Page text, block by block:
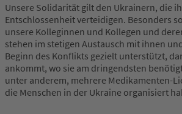
Unsere Solidarität gilt den Ukrainern, die
Entschlossenheit verteidigen. Besonders
unsere Kolleginnen und Kollegen und
stehen im stetigen Austausch mit ihnen
Beginn des Konflikts gezielt unterstützt,
ankommt, wo sie am dringendsten
unter anderem, mehrere Medikamenten-
die Menschen in der Ukraine organisiert